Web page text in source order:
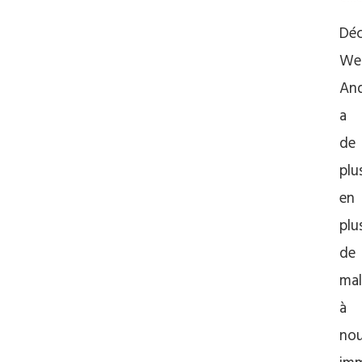
a
de
en
de
mal
à